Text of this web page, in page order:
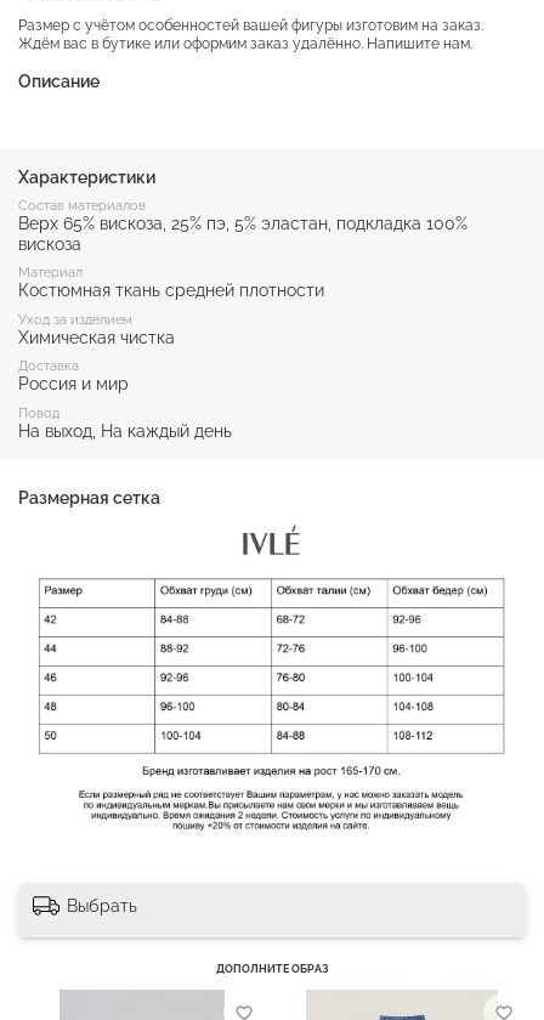
Размер с учётом особенностей вашей фигуры изготовим на заказ.
Ждём вас в бутике или оформим заказ удалённо. Напишите нам.
Описание
Характеристики
Состав материалов
Верх 65% вискоза, 25% пэ, 5% эластан, подкладка 100%
вискоза
Материал
Костюмная ткань средней плотности
Уход за изделием
Химическая чистка
Доставка
Россия и мир
Повод
На выход, На каждый день
Размерная сетка
Выбрать
ДОПОЛНИТЕ ОБРАЗ